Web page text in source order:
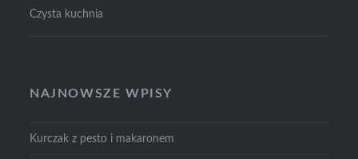
Czysta kuchnia
NAJNOWSZE WPISY
Kurczak z pesto i makaronem